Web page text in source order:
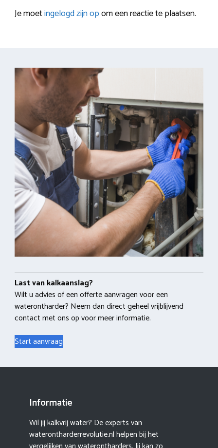
Je moetingelogd zijn opom een reactie te plaatsen.
Last van kalkaanslag?
Wilt u advies of een offerte aanvragen voor een
waterontharder? Neem dan direct geheel vrijblijvend
contact met ons op voor meer informatie.
Start aanvraag
Informatie
Wil jij kalkvrij water? De experts van
waterontharderrevolutie.nl helpen bij het